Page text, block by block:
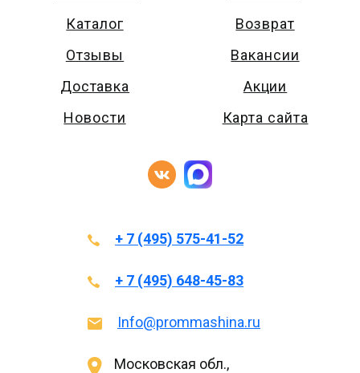
Каталог
Отзывы
Доставка
Новости
Возврат
Вакансии
Акции
Карта сайта
+ 7 (495) 575-41-52
+ 7 (495) 648-45-83
Info@prommashina.ru
Московская обл.,